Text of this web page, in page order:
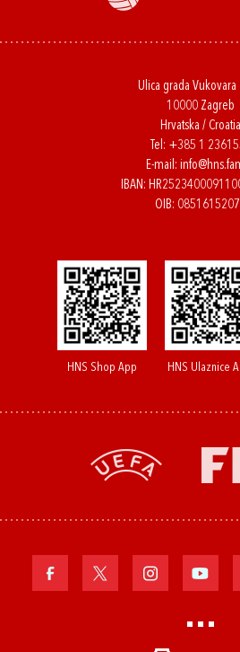
Ulica grada Vukovara
10000 Zagreb
Hrvatska / Croatia
Tel: +385 1
E-mail:
IBAN:
OIB:
HNS Shop App HNS Ulaznice